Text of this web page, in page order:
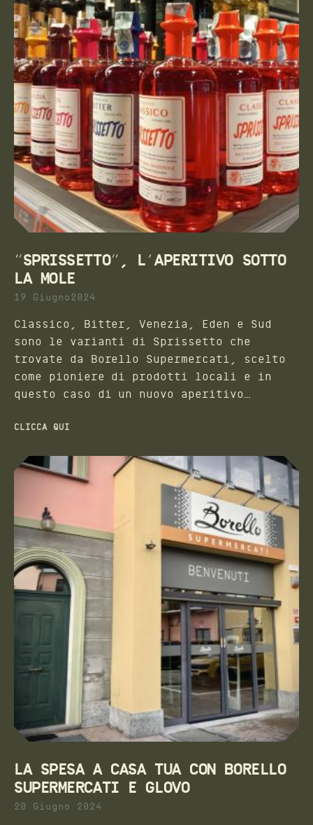
“SPRISSETTO”, L’APERITIVO SOTTO
LA MOLE
19 Giugno2024
Classico, Bitter, Venezia, Eden e Sud
sono le varianti di Sprissetto che
trovate da Borello Supermercati, scelto
come pioniere di prodotti locali e in
questo caso di un nuovo aperitivo
CLICCA QUI
LA SPESA A CASA TUA CON BORELLO
SUPERMERCATI E GLOVO
20 Giugno 2024